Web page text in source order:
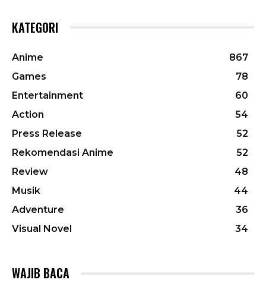
KATEGORI
Anime
867
Games
78
Entertainment
60
Action
54
Press Release
52
Rekomendasi Anime
52
Review
48
Musik
44
Adventure
36
Visual Novel
34
WAJIB BACA